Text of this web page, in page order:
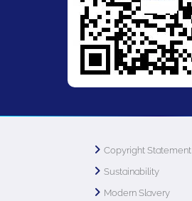
Copyright Statement
Sustainability
Modern Slavery